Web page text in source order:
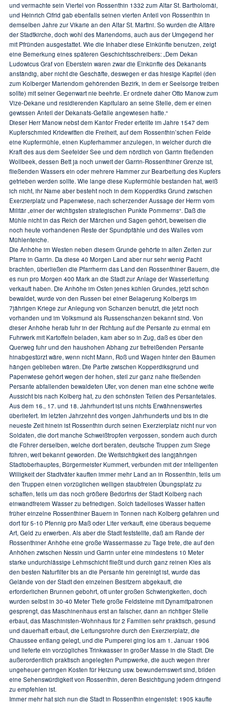
und vermachte sein Viertel von Rossenthin 1332 zum Altar St. Bartholomäi,
und Heinrich Cifrid gab ebenfalls seinen vierten Anteil von Rossenthin in
demselben Jahre zur Vikarie an den Altar St. Martini. So wurden die Altäre
der Stadtkirche, doch wohl des Mariendoms, auch aus der Umgegend her
mit Pfründen ausgestattet. Wie die Inhaber diese Einkünfte benutzen, zeigt
eine Bemerkung eines späteren Geschichtsschreibers: „Dem Dekan
Ludowicus Graf von Eberstein waren zwar die Einkünfte des Dekanants
anständig, aber nicht die Geschäfte, deswegen er das hiesige Kapitel (den
zum Kolberger Mariendom gehörenden Bezirk, in dem er Seelsorge treiben
sollte) mit seiner Gegenwart nie beehrte. Er ordnete daher Otto Manow zum
Vize-Dekane und residierenden Kapitularo an seine Stelle, dem er einen
gewissen Anteil der Dekanats-Gefälle angewiesen hatte.“
Dieser Herr Manow nebst dem Kantor Freder erteilte im Jahre 1547 dem
Kupferschmied Kridewitten die Freiheit, auf dem Rossenthin’schen Felde
eine Kupfermühle, einen Kupferhammer anzulegen, in welcher durch die
Kraft des aus dem Seefelder See und dem nördlich von Garrin fließenden
Wollbeek, dessen Bett ja noch unweit der Garrin-Rossenthiner Grenze ist,
fließenden Wassers ein oder mehrere Hammer zur Bearbeitung des Kupfers
getrieben werden sollte. Wie lange diese Kupfermühle bestanden hat, weiß
ich nicht, ihr Name aber besteht noch in dem Kopperdiks Grund zwischen
Exerzierplatz und Papenwiese, nach scherzender Aussage der Herrn vom
Militär „einer der wichtigsten strategischen Punkte Pommerns“. Daß die
Mühle nicht in das Reich der Märchen und Sagen gehört, beweisen die
noch heute vorhandenen Reste der Spundpfähle und des Walles vom
Mühlenteiche.
Die Anhöhe im Westen neben diesem Grunde gehörte in alten Zeiten zur
Pfarre in Garrin. Da diese 40 Morgen Land aber nur sehr wenig Pacht
brachten, überließen die Pfarrherrn das Land den Rossenthiner Bauern, die
es nun pro Morgen 400 Mark an die Stadt zur Anlage der Wasserleitung
verkauft haben. Die Anhöhe im Osten jenes kühlen Grundes, jetzt schön
bewaldet, wurde von den Russen bei einer Belagerung Kolbergs im
7jährigen Kriege zur Anlegung von Schanzen benutzt, die jetzt noch
vorhanden und im Volksmund als Russenschanzen bekannt sind. Von
dieser Anhöhe herab fuhr in der Richtung auf die Persante zu einmal ein
Fuhrwerk mit Kartoffeln beladen, kam aber so in Zug, daß es über den
Querweg fuhr und den haushohen Abhang zur tiefreißenden Persante
hinabgestürzt wäre, wenn nicht Mann, Roß und Wagen hinter den Bäumen
hängen geblieben wären. Die Partie zwischen Kopperdiksgrund und
Papenwiese gehört wegen der hohen, steil zur ganz nahe fließenden
Persante abfallenden bewaldeten Ufer, von denen man eine schöne weite
Aussicht bis nach Kolberg hat, zu den schönsten Teilen des Persantetales.
Aus dem 16., 17. und 18. Jahrhundert ist uns nichts Erwähnenswertes
überliefert. Im letzten Jahrzehnt des vorigen Jahrhunderts und bis in die
neueste Zeit hinein ist Rossenthin durch seinen Exerzierplatz nicht nur von
Soldaten, die dort manche Schweißtropfen vergossen, sondern auch durch
die Führer derselben, welche dort beraten, deutsche Truppen zum Siege
führen, weit bekannt geworden. Die Weitsichtigkeit des langjährigen
Stadtoberhauptes, Bürgermeister Kummert, verbunden mit der intelligenten
Willigkeit der Stadtväter kauften immer mehr Land an in Rossenthin, teils um
den Truppen einen vorzüglichen welligen staubfreien Übungsplatz zu
schaffen, teils um das noch größere Bedürfnis der Stadt Kolberg nach
einwandfreiem Wasser zu befriedigen. Solch tadelloses Wasser hatten
früher einzelne Rossenthiner Bauern in Tonnen nach Kolberg gefahren und
dort für 5-10 Pfennig pro Maß oder Liter verkauft, eine überaus bequeme
Art, Geld zu erwerben. Als aber die Stadt feststellte, daß am Rande der
Rossenthiner Anhöhe eine große Wassermasse zu Tage trete, die auf den
Anhöhen zwischen Nessin und Garrin unter eine mindestens 10 Meter
starke undurchlässige Lehmschicht fließt und durch ganz reinen Kies als
den besten Naturfilter bis an die Persante hin gereinigt ist, wurde das
Gelände von der Stadt den einzelnen Besitzern abgekauft, die
erforderlichen Brunnen gebohrt, oft unter großen Schwierigkeiten, doch
wurden selbst in 30-40 Meter Tiefe große Feldsteine mit Dynamitpatronen
gesprengt, das Maschinenhaus erst an falscher, dann an richtiger Stelle
erbaut, das Maschinisten-Wohnhaus für 2 Familien sehr praktisch, gesund
und dauerhaft erbaut, die Leitungsrohre durch den Exerzierplatz, die
Chaussee entlang gelegt, und die Pumperei ging los am 1. Januar 1906
und lieferte ein vorzügliches Trinkwasser in großer Masse in die Stadt. Die
außerordentlich praktisch angelegten Pumpwerke, die auch wegen ihrer
ungeheuer geringen Kosten für Heizung usw. bewundernswert sind, bilden
eine Sehenswürdigkeit von Rossenthin, deren Besichtigung jedem dringend
zu empfehlen ist.
Immer mehr hat sich nun die Stadt in Rossenthin eingenistet: 1905 kaufte